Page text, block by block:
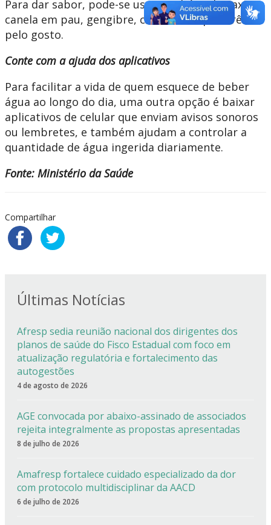
Para dar sabor, pode-se usar também abacaxi,
canela em pau, gengibre, conforme a preferência
pelo gosto.
Conte com a ajuda dos aplicativos
Para facilitar a vida de quem esquece de beber
água ao longo do dia, uma outra opção é baixar
aplicativos de celular que enviam avisos sonoros
ou lembretes, e também ajudam a controlar a
quantidade de água ingerida diariamente.
Fonte: Ministério da Saúde
Compartilhar
Últimas Notícias
Afresp sedia reunião nacional dos dirigentes dos
planos de saúde do Fisco Estadual com foco em
atualização regulatória e fortalecimento das
autogestões
4 de agosto de 2026
AGE convocada por abaixo-assinado de associados
rejeita integralmente as propostas apresentadas
8 de julho de 2026
Amafresp fortalece cuidado especializado da dor
com protocolo multidisciplinar da AACD
6 de julho de 2026